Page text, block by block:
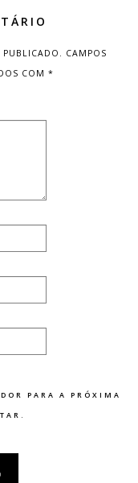
PUBLICADO. CAMPOS
COM *
PARA A PRÓXIMA